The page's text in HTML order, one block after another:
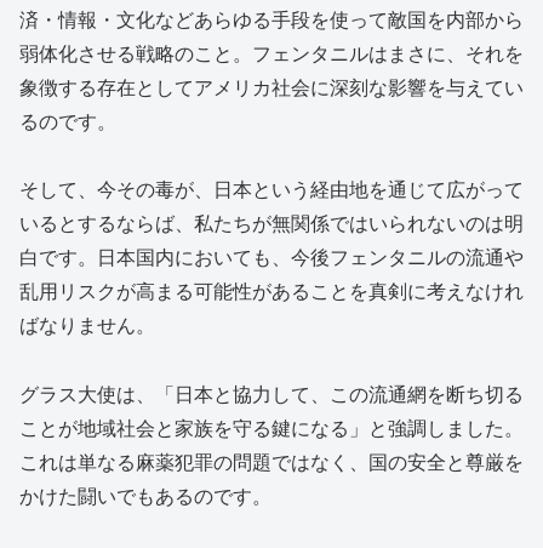
済・情報・文化などあらゆる手段を使って敵国を内部から
弱体化させる戦略のこと。フェンタニルはまさに、それを
象徴する存在としてアメリカ社会に深刻な影響を与えてい
るのです。
そして、今その毒が、日本という経由地を通じて広がって
いるとするならば、私たちが無関係ではいられないのは明
白です。日本国内においても、今後フェンタニルの流通や
乱用リスクが高まる可能性があることを真剣に考えなけれ
ばなりません。
グラス大使は、「日本と協力して、この流通網を断ち切る
ことが地域社会と家族を守る鍵になる」と強調しました。
これは単なる麻薬犯罪の問題ではなく、国の安全と尊厳を
かけた闘いでもあるのです。